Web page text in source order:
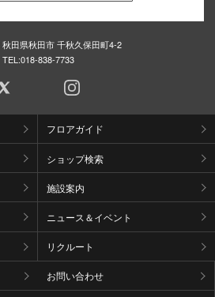
田県秋田市 千秋久保田町4-2
TEL:018-838-7733
フロアガイド
ショップ検索
施設案内
ニュース＆イベント
リクルート
お問い合わせ